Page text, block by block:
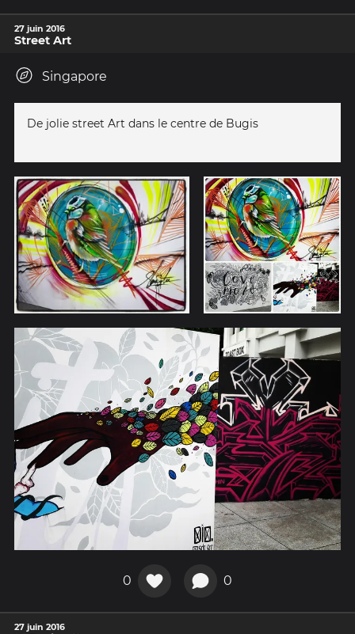
27 juin 2016
Street Art
Singapore
De jolie street Art dans le centre de Bugis
0 0
27 juin 2016